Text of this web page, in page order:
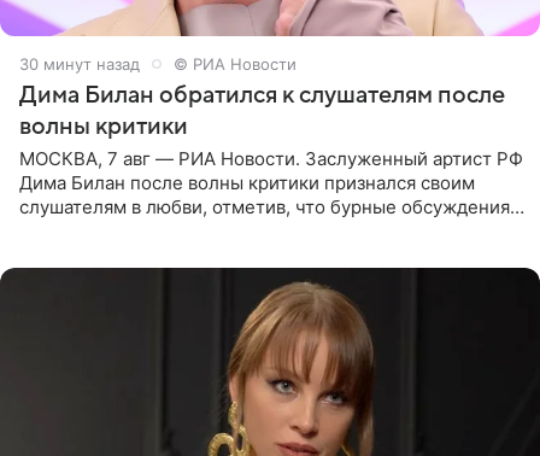
31 минуту назад © РИА Новости
Дима Билан обратился к слушателям после
волны критики
МОСКВА, 7 авг — РИА Новости. Заслуженный артист РФ
Дима Билан после волны критики признался своим
слушателям в любви, отметив, что бурные обсуждения